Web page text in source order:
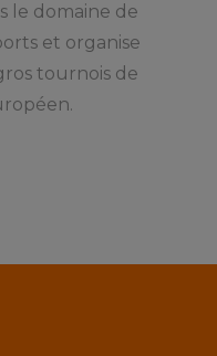
le domaine de
et organise
tournois de